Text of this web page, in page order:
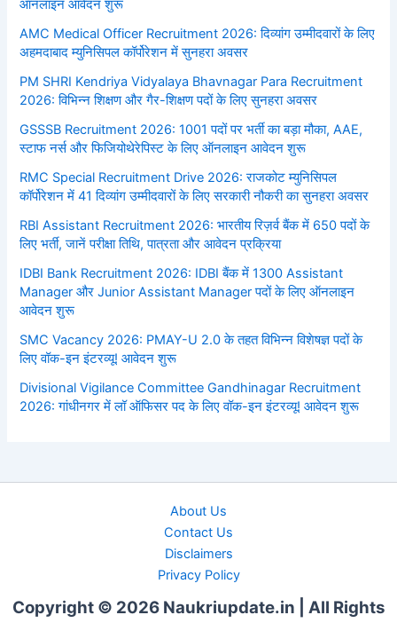
ऑनलाइन आवेदन शुरू
AMC Medical Officer Recruitment 2026: दिव्यांग उम्मीदवारों के लिए
अहमदाबाद म्युनिसिपल कॉर्पोरेशन में सुनहरा अवसर
PM SHRI Kendriya Vidyalaya Bhavnagar Para Recruitment
2026: विभिन्न शिक्षण और गैर-शिक्षण पदों के लिए सुनहरा अवसर
GSSSB Recruitment 2026: 1001 पदों पर भर्ती का बड़ा मौका, AAE,
स्टाफ नर्स और फिजियोथेरेपिस्ट के लिए ऑनलाइन आवेदन शुरू
RMC Special Recruitment Drive 2026: राजकोट म्युनिसिपल
कॉर्पोरेशन में 41 दिव्यांग उम्मीदवारों के लिए सरकारी नौकरी का सुनहरा अवसर
RBI Assistant Recruitment 2026: भारतीय रिज़र्व बैंक में 650 पदों के
लिए भर्ती, जानें परीक्षा तिथि, पात्रता और आवेदन प्रक्रिया
IDBI Bank Recruitment 2026: IDBI बैंक में 1300 Assistant
Manager और Junior Assistant Manager पदों के लिए ऑनलाइन
आवेदन शुरू
SMC Vacancy 2026: PMAY-U 2.0 के तहत विभिन्न विशेषज्ञ पदों के
लिए वॉक-इन इंटरव्यू! आवेदन शुरू
Divisional Vigilance Committee Gandhinagar Recruitment
2026: गांधीनगर में लॉ ऑफिसर पद के लिए वॉक-इन इंटरव्यू! आवेदन शुरू
About Us
Contact Us
Disclaimers
Privacy Policy
Copyright © 2026 Naukriupdate.in | All Rights